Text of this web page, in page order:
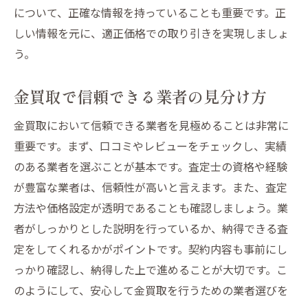
について、正確な情報を持っていることも重要です。正
しい情報を元に、適正価格での取り引きを実現しましょ
う。
金買取で信頼できる業者の見分け方
金買取において信頼できる業者を見極めることは非常に
重要です。まず、口コミやレビューをチェックし、実績
のある業者を選ぶことが基本です。査定士の資格や経験
が豊富な業者は、信頼性が高いと言えます。また、査定
方法や価格設定が透明であることも確認しましょう。業
者がしっかりとした説明を行っているか、納得できる査
定をしてくれるかがポイントです。契約内容も事前にし
っかり確認し、納得した上で進めることが大切です。こ
のようにして、安心して金買取を行うための業者選びを